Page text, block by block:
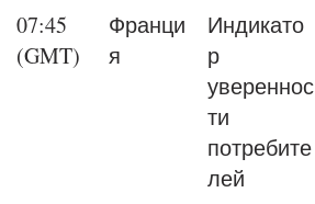
07:45
(GMT)
Франци
я
Индикато
р
увереннос
ти
потребите
лей